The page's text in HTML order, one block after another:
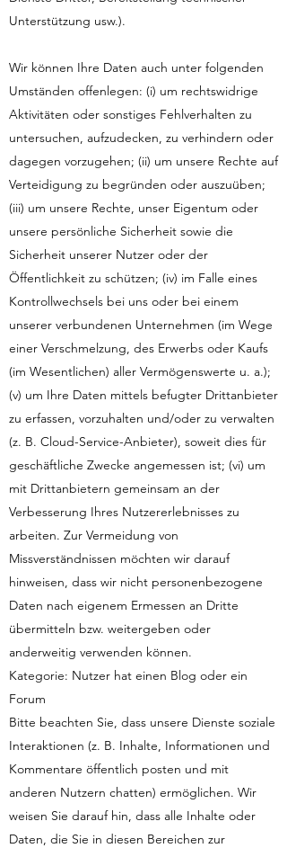
Unterstützung usw.).
Wir können Ihre Daten auch unter folgenden
Umständen offenlegen: (i) um rechtswidrige
Aktivitäten oder sonstiges Fehlverhalten zu
untersuchen, aufzudecken, zu verhindern oder
dagegen vorzugehen; (ii) um unsere Rechte auf
Verteidigung zu begründen oder auszuüben;
(iii) um unsere Rechte, unser Eigentum oder
unsere persönliche Sicherheit sowie die
Sicherheit unserer Nutzer oder der
Öffentlichkeit zu schützen; (iv) im Falle eines
Kontrollwechsels bei uns oder bei einem
unserer verbundenen Unternehmen (im Wege
einer Verschmelzung, des Erwerbs oder Kaufs
(im Wesentlichen) aller Vermögenswerte u. a.);
(v) um Ihre Daten mittels befugter Drittanbieter
zu erfassen, vorzuhalten und/oder zu verwalten
(z. B. Cloud-Service-Anbieter), soweit dies für
geschäftliche Zwecke angemessen ist; (vi) um
mit Drittanbietern gemeinsam an der
Verbesserung Ihres Nutzererlebnisses zu
arbeiten. Zur Vermeidung von
Missverständnissen möchten wir darauf
hinweisen, dass wir nicht personenbezogene
Daten nach eigenem Ermessen an Dritte
übermitteln bzw. weitergeben oder
anderweitig verwenden können.
Kategorie: Nutzer hat einen Blog oder ein
Forum
Bitte beachten Sie, dass unsere Dienste soziale
Interaktionen (z. B. Inhalte, Informationen und
Kommentare öffentlich posten und mit
anderen Nutzern chatten) ermöglichen. Wir
weisen Sie darauf hin, dass alle Inhalte oder
Daten, die Sie in diesen Bereichen zur